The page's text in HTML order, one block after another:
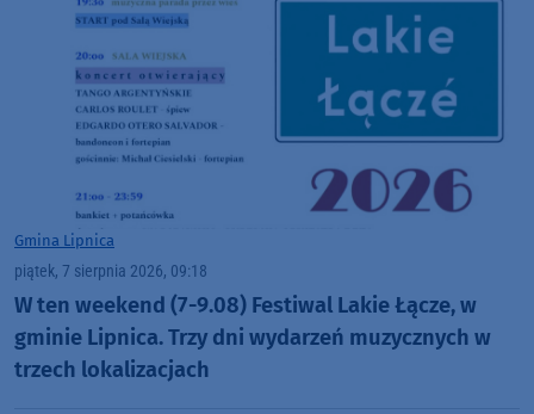
Gmina Lipnica
piątek, 7 sierpnia 2026, 09:18
W ten weekend (7-9.08) Festiwal Lakie Łącze, w
gminie Lipnica. Trzy dni wydarzeń muzycznych w
trzech lokalizacjach